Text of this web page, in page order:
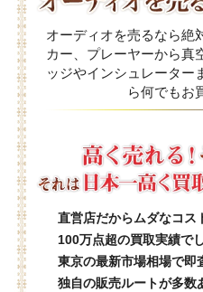
オーディオを売るなら絶
カー、プレーヤーから真
ッジやインシュレーター
ら何でもお
直営店だからムダなコス
100万点超の買取実績で
東京の最新市場相場で即
独自の販売ルートが多数